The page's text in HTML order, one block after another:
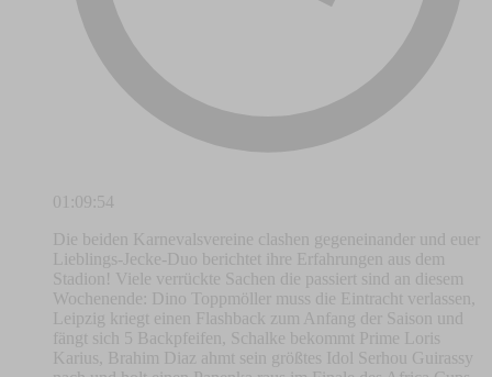
01:09:54
Die beiden Karnevalsvereine clashen gegeneinander und euer
Lieblings-Jecke-Duo berichtet ihre Erfahrungen aus dem
Stadion! Viele verrückte Sachen die passiert sind an diesem
Wochenende: Dino Toppmöller muss die Eintracht verlassen,
Leipzig kriegt einen Flashback zum Anfang der Saison und
fängt sich 5 Backpfeifen, Schalke bekommt Prime Loris
Karius, Brahim Diaz ahmt sein größtes Idol Serhou Guirassy